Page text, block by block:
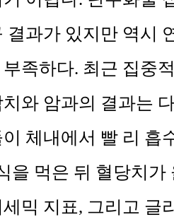
결과가 있지만 역시
족하다. 최근 집중
와 암과의 결과는
체내에서 빨 리 흡
을 먹은 뒤 혈당치
믹 지표, 그리고 글